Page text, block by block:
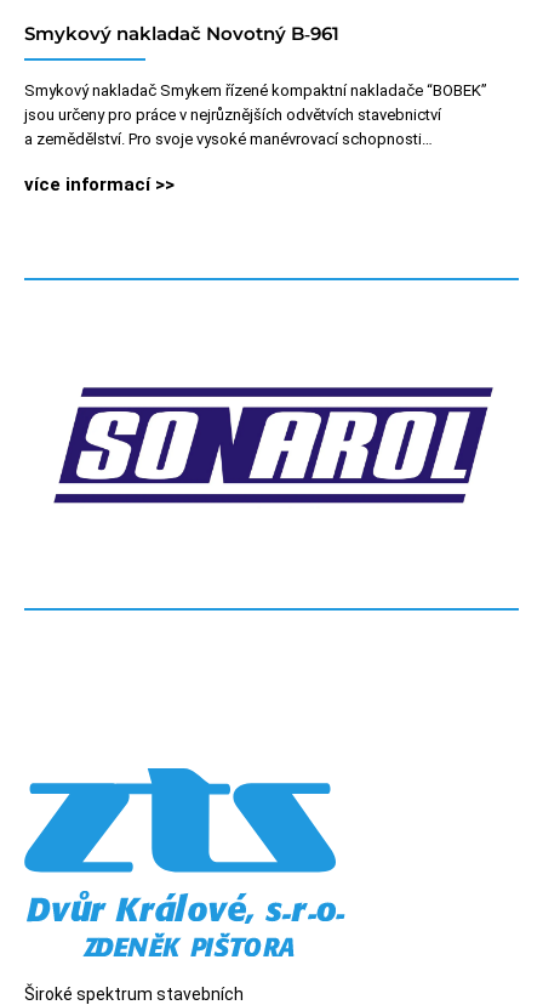
Smykový nakladač Novotný B‑961
Smykový nakladač Smykem řízené kompaktní nakladače “BOBEK”
jsou určeny pro práce v nejrůznějších odvětvích stavebnictví
a zemědělství. Pro svoje vysoké manévrovací schopnosti…
více informací >>
Široké spektrum stavebních